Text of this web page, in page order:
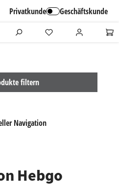
Privatkunde Geschäftskunde
filtern
Navigation
Hebgo